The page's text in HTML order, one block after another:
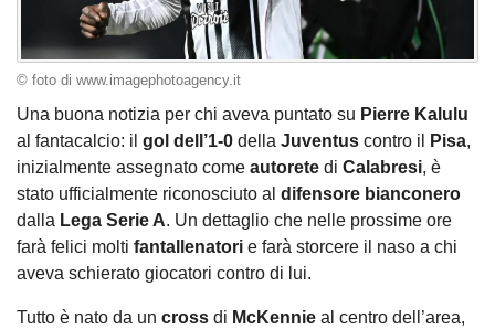
© foto di www.imagephotoagency.it
Una buona notizia per chi aveva puntato su Pierre Kalulu
al fantacalcio: il gol dell’1-0 della Juventus contro il Pisa,
inizialmente assegnato come autorete di Calabresi, è
stato ufficialmente riconosciuto al difensore bianconero
dalla Lega Serie A. Un dettaglio che nelle prossime ore
farà felici molti fantallenatori e farà storcere il naso a chi
aveva schierato giocatori contro di lui.
Tutto è nato da un cross di McKennie al centro dell’area,